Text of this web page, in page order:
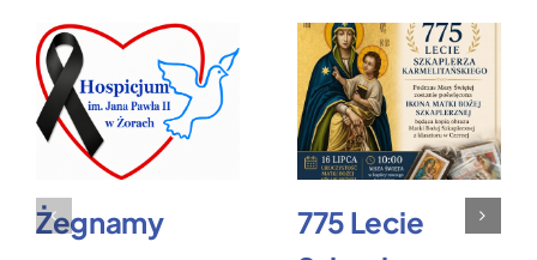
Żegnamy
775 Lecie